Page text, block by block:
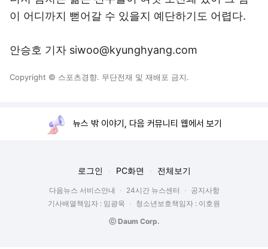
이 어디까지 뻗어갈 수 있을지 예단하기도 어렵다.
안승호 기자 siwoo@kyunghyang.com
Copyright © 스포츠경향. 무단전재 및 재배포 금지.
뉴스 밖 이야기, 다음 커뮤니티 웹에서 보기
로그인 PC화면 전체보기
다음뉴스 서비스안내 24시간 뉴스센터
공지사항
기사배열책임자 : 임광욱
청소년보호책임자 : 이호원
ⓒ Daum Corp.